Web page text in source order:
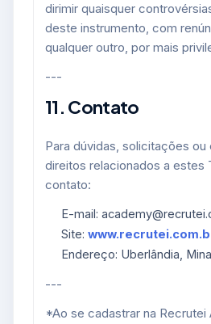
dirimir quaisquer
deste instrumento, com
qualquer outro, por mais
---
11. Contato
Para dúvidas, solicitações
direitos relacionados a estes
contato:
E-mail:
Site:
Endereço: Uberlândia,
---
*Ao se cadastrar na Recrutei